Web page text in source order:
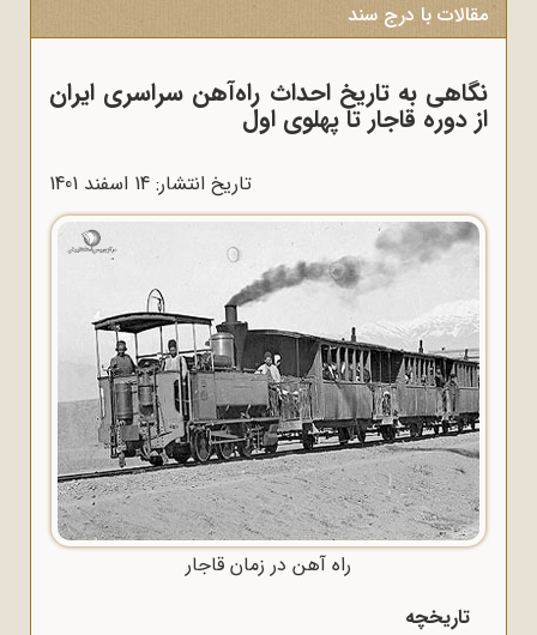
مقالات با درج سند
نگاهی به تاریخ احداث راه‌آهن سراسری ایران
از دوره قاجار تا پهلوی اول
تاریخ انتشار: 14 اسفند 1401
راه آهن در زمان قاجار
تاریخچه